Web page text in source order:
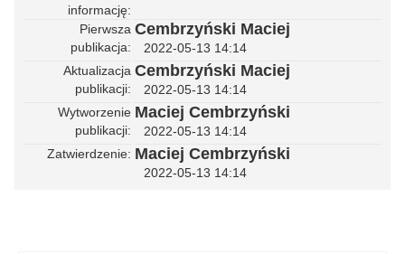
informację
Pierwsza
publikacja
Cembrzyński Maciej
2022-05-13 14:14
Aktualizacja
publikacji
Cembrzyński Maciej
2022-05-13 14:14
Wytworzenie
publikacji
Maciej Cembrzyński
2022-05-13 14:14
Zatwierdzenie Maciej Cembrzyński
2022-05-13 14:14